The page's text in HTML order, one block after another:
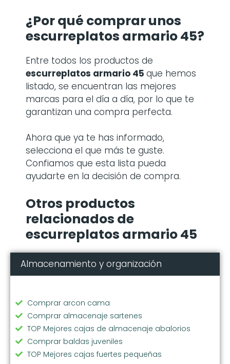
¿Por qué comprarunos
escurreplatos armario 45?
Entre todos los productos de
escurreplatos armario 45 que hemos
listado, se encuentran las mejores
marcas para el día a día, por lo que te
garantizan una compra perfecta.
Ahora que ya te has informado,
selecciona el que más te guste.
Confiamos que esta lista pueda
ayudarte en la decisión de compra.
Otros productos
relacionados de
escurreplatos armario 45
Almacenamiento y organización
Comprar arcon cama
Comprar almacenaje sartenes
TOP Mejores cajas de almacenaje abalorios
Comprar baldas juveniles
TOP Mejores cajas fuertes pequeñas